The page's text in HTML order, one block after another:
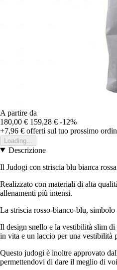
A partire da
180,00 € 159,28 € -12%
+7,96 € offerti sul tuo prossimo
Loading...
Descrizione
Il Judogi con striscia blu bianca
Realizzato con materiali di alta
allenamenti più intensi.
La striscia rosso-bianco-blu,
Il design snello e la vestibilità slim
in vita e un laccio per una vestibilità
Questo judogi è inoltre approvato
permettendovi di dare il meglio di